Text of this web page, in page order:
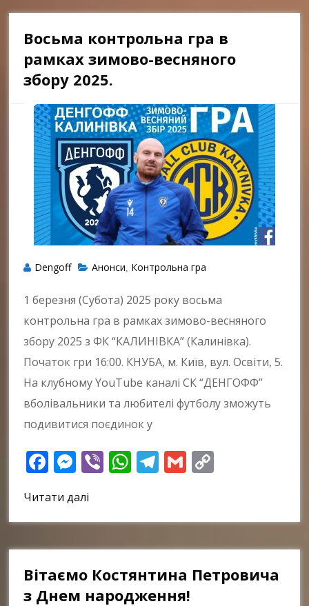
Восьма контрольна гра в
рамках зимово-весняного
збору 2025.
Dengoff Анонси Контрольна гра
1 березня (Субота) 2025 року восьма
контрольна гра в рамках зимово-весняного
збору 2025 з ФК “КАЛИНІВКА” (Калинівка).
Початок гри 16:00. КНУБА, м. Київ, вул. Освіти, 5.
На клубному YouTube каналі СК “ДЕНГОФФ”
вболівальники та любителі футболу зможуть
подивитися поєдинок у
Facebook
Messenger
ViberWhatsApp
Telegram
Gmail
Читати далі
Вітаємо Костянтина Петровича
з Днем народження!